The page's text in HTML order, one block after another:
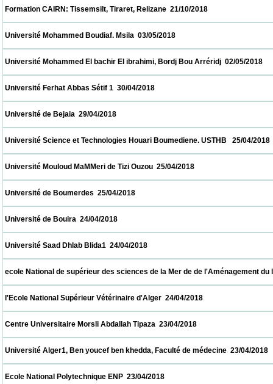
Formation CAIRN: Tissemsilt, Tiraret, Relizane  21/10/2018
Université Mohammed Boudiaf. Msila  03/05/2018
Université Mohammed El bachir El ibrahimi, Bordj Bou Arréridj
Université Ferhat Abbas Sétif 1  30/04/2018
Université de Bejaia  29/04/2018
Université Science et Technologies Houari Boumediene. USTHB
Université Mouloud MaMMeri de Tizi Ouzou  25/04/2018
Université de Boumerdes  25/04/2018
Université de Bouira  24/04/2018
Université Saad Dhlab Blida1  24/04/2018
ecole National de supérieur des sciences de la Mer de de
l'Ecole National Supérieur Vétérinaire d'Alger  24/04/2018
Centre Universitaire Morsli Abdallah Tipaza  23/04/2018
Université Alger1, Ben youcef ben khedda, Faculté de médecine
Ecole National Polytechnique ENP  23/04/2018